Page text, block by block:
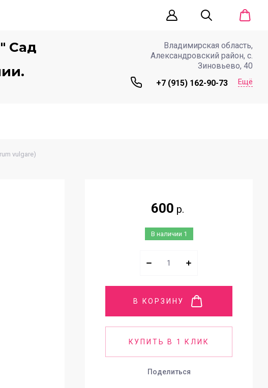
Сад
Владимирская область,
Александровский район, с.
Зиновьево, 40
+7 (915) 162-90-73
Ещё
vulgare)
В наличии 1
600 р.
В КОРЗИНУ
КУПИТЬ В 1 КЛИК
Поделиться